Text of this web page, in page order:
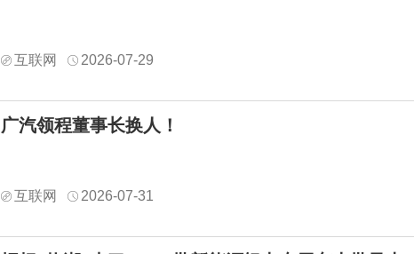
互联网 2026-07-29
广汽领程董事长换人！
互联网 2026-07-31